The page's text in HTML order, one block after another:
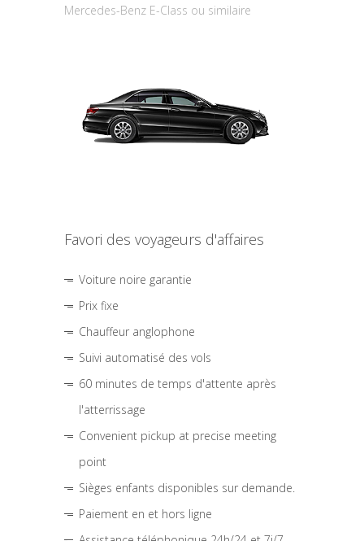
Mercedes-Benz E-Class ou similaire
Favori des voyageurs d'affaires
Voiture noire garantie
Prix fixe
Chauffeur anglophone
Suivi automatisé des vols
60 minutes de temps d'attente après
l'atterrissage
Convenient pickup at precise meeting
point
Sièges enfants disponibles sur demande.
Paiement en et hors ligne